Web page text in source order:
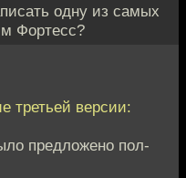
одну из самых
Фортесс?
третьей версии:
предложено пол-